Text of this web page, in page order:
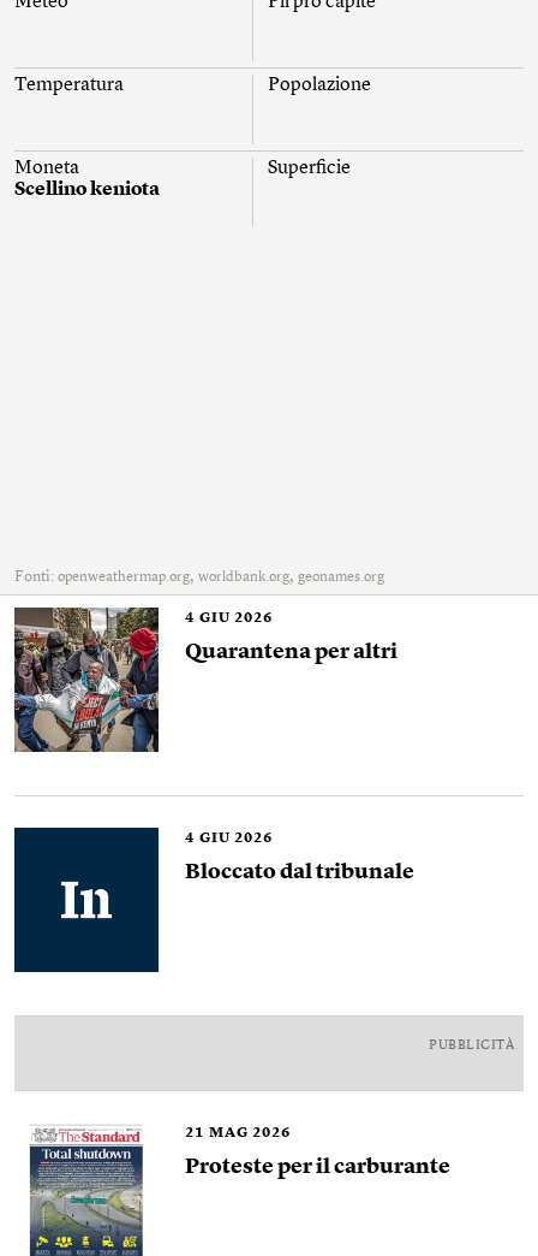
Temperatura Popolazione
Moneta
Scellino keniota
Superficie
Fonti: openweathermap.org, worldbank.org, geonames.org
4 GIU 2026
Quarantena per altri
4 GIU 2026
Bloccato dal tribunale
PUBBLICITÀ
21 MAG 2026
Proteste per il carburante